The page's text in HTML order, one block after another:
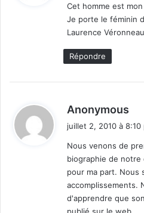
:
Cet homme est
Je porte le féminin
Laurence Véronneau
Répondre
Anonymous
:
juillet 2, 2010 à 8:10
Nous venons de
biographie de notre
pour ma part. Nous
accomplissements.
d'apprendre que
publié sur le web.